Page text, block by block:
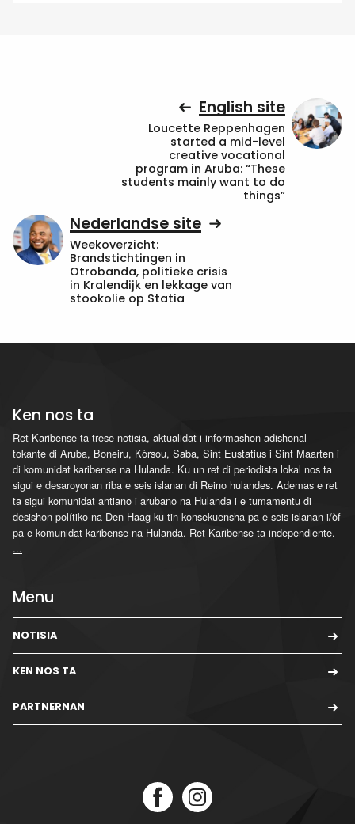
English site
Loucette Reppenhagen
started a mid-level
creative vocational
program in Aruba: “These
students mainly want to do
things”
Nederlandse site
Weekoverzicht:
Brandstichtingen in
Otrobanda, politieke crisis
in Kralendijk en lekkage van
stookolie op Statia
Ken nos ta
Ret Karibense ta trese notisia, aktualidat i informashon adishonal
tokante di Aruba, Boneiru, Kòrsou, Saba, Sint Eustatius i Sint Maarten i
di komunidat karibense na Hulanda. Ku un ret di periodista lokal nos ta
sigui e desaroyonan riba e seis islanan di Reino hulandes. Ademas e ret
ta sigui komunidat antiano i arubano na Hulanda i e tumamentu di
desishon polítiko na Den Haag ku tin konsekuensha pa e seis islanan i/òf
pa e komunidat karibense na Hulanda. Ret Karibense ta independiente.
...
Menu
NOTISIA
KEN NOS TA
PARTNERNAN